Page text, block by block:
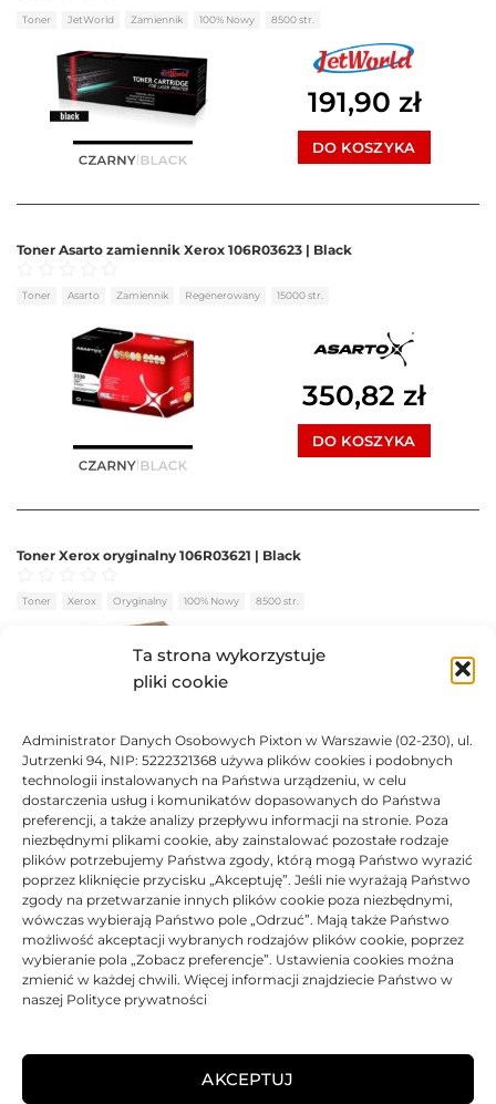
Ta strona wykorzystuje
pliki cookie
Administrator Danych Osobowych Pixton w Warszawie (02-230), ul.
Jutrzenki 94, NIP: 5222321368 używa plików cookies i podobnych
technologii instalowanych na Państwa urządzeniu, w celu
dostarczenia usług i komunikatów dopasowanych do Państwa
preferencji, a także analizy przepływu informacji na stronie. Poza
niezbędnymi plikami cookie, aby zainstalować pozostałe rodzaje
plików potrzebujemy Państwa zgody, którą mogą Państwo wyrazić
poprzez kliknięcie przycisku „Akceptuję”. Jeśli nie wyrażają Państwo
zgody na przetwarzanie innych plików cookie poza niezbędnymi,
wówczas wybierają Państwo pole „Odrzuć”. Mają także Państwo
możliwość akceptacji wybranych rodzajów plików cookie, poprzez
wybieranie pola „Zobacz preferencje”. Ustawienia cookies można
zmienić w każdej chwili. Więcej informacji znajdziecie Państwo w
naszej Polityce prywatności
AKCEPTUJ
Oceniono na 5
Toner JetWorld Zamiennik 100% Nowy 8500 str.
191,90 zł
DO KOSZYKA
Toner Asarto zamiennik Xerox 106R03623 | Black
Oceniono0 na 5
Toner Asarto Zamiennik Regenerowany 15000 str.
350,82 zł
DO KOSZYKA
Toner Xerox oryginalny 106R03621 | Black
Oceniono 0na 5
Toner Xerox Oryginalny 100% Nowy 8500 str.
DO KOSZYKA
Toner Xerox oryginalny 106R03623 | Black
Oceniono0na 5
Toner Xerox Oryginalny 100% Nowy 15000 str.
DO KOSZYKA